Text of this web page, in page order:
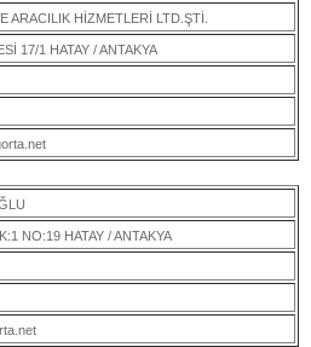
ARACILIK HİZMETLERİ LTD.ŞTİ.
17/1 HATAY / ANTAKYA
NO:19 HATAY / ANTAKYA